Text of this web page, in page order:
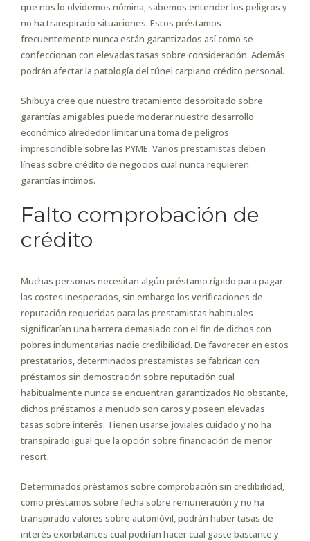
que nos lo olvidemos nómina, sabemos entender los peligros y
no ha transpirado situaciones. Estos préstamos
frecuentemente nunca están garantizados así­ como se
confeccionan con elevadas tasas sobre consideración. Además
podrán afectar la patologí­a del túnel carpiano crédito personal.
Shibuya cree que nuestro tratamiento desorbitado sobre
garantías amigables puede moderar nuestro desarrollo
económico alrededor limitar una toma de peligros
imprescindible sobre las PYME. Varios prestamistas deben
líneas sobre crédito de negocios cual nunca requieren
garantías íntimos.
Falto comprobación de
crédito
Muchas personas necesitan algún préstamo rí¡pido para pagar
las costes inesperados, sin embargo los verificaciones de
reputación requeridas para las prestamistas habituales
significarían una barrera demasiado con el fin de dichos con
pobres indumentarias nadie credibilidad. De favorecer en estos
prestatarios, determinados prestamistas se fabrican con
préstamos sin demostración sobre reputación cual
habitualmente nunca se encuentran garantizados.No obstante,
dichos préstamos a menudo son caros y poseen elevadas
tasas sobre interés. Tienen usarse joviales cuidado y no ha
transpirado igual que la opción sobre financiación de menor
resort.
Determinados préstamos sobre comprobación sin credibilidad,
como préstamos sobre fecha sobre remuneración y no ha
transpirado valores sobre automóvil, podrán haber tasas de
interés exorbitantes cual podrían hacer cual gaste bastante y